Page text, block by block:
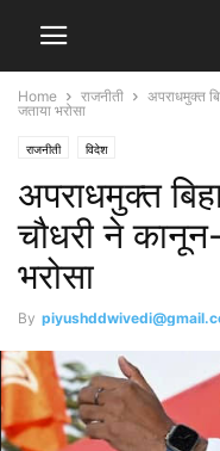
Home राजनीती
अपराधमुक्त
जताया भरोसा
राजनीती विदेश
अपराधमुक्त
चौधरी ने
भरोसा
By